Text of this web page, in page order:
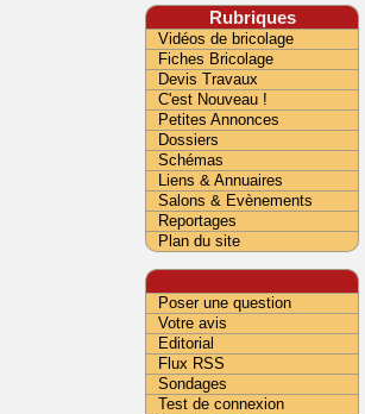
Rubriques
Vidéos de bricolage
Fiches Bricolage
Devis Travaux
C'est Nouveau !
Petites Annonces
Dossiers
Schémas
Liens & Annuaires
Salons & Evènements
Reportages
Plan du site
Poser une question
Votre avis
Editorial
Flux RSS
Sondages
Test de connexion